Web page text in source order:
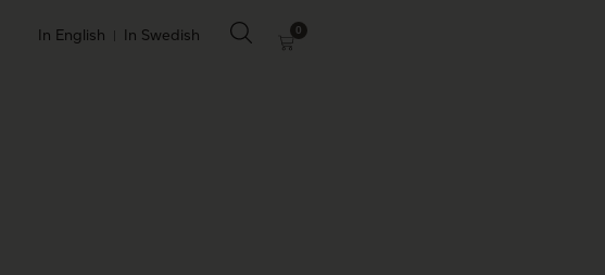
In English In Swedish 0